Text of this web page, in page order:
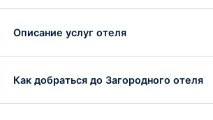
Описание услуг отеля
Как добраться до Загородного отеля